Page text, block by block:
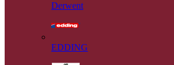
Derwent
EDDING